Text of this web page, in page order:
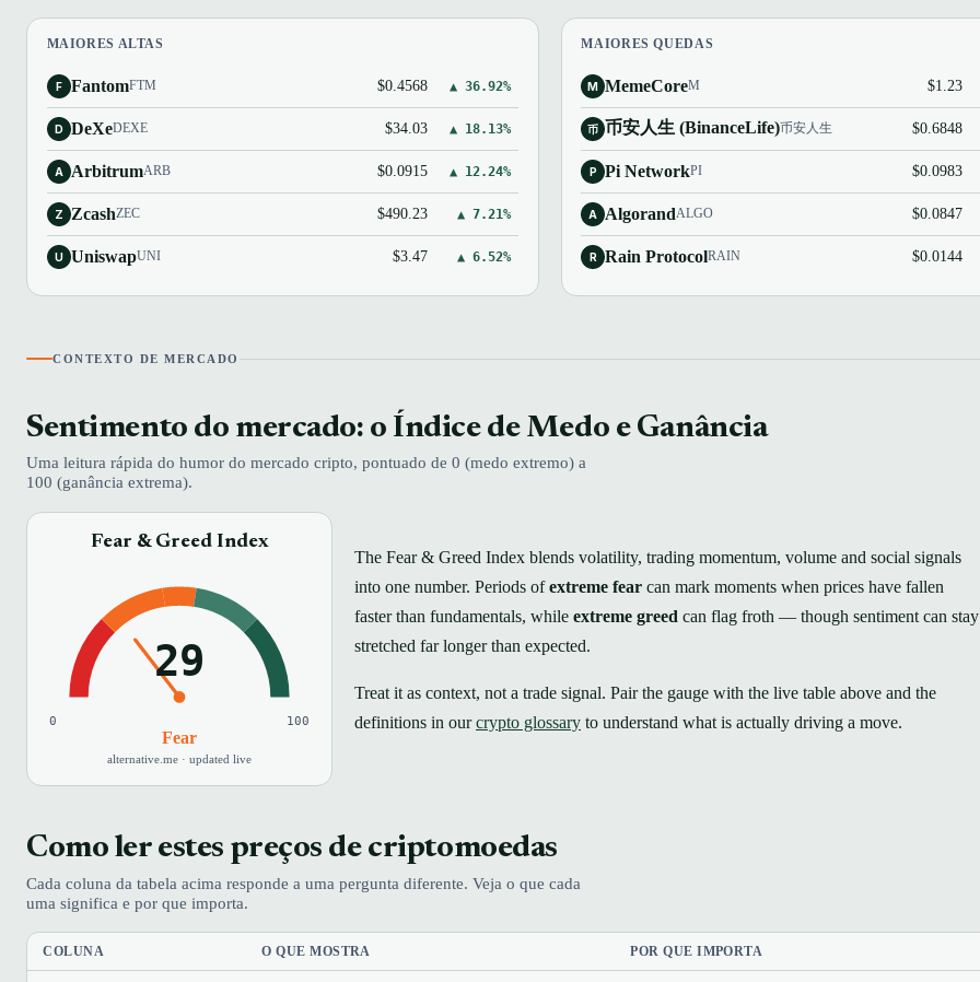
MAIORES ALTAS
F FantomFTM $0.4568 ▲ 36.92%
D DeXeDEXE $34.03 ▲ 18.13%
A ArbitrumARB $0.0915 ▲ 12.24%
Z ZcashZEC $490.23 ▲ 7.21%
U UniswapUNI $3.47 ▲ 6.52%
MAIORES QUEDAS
M MemeCoreM $1.23
币 币安人生 (BinanceLife)币安人生 $0.6848
P Pi NetworkPI $0.0983
A AlgorandALGO $0.0847
R Rain ProtocolRAIN $0.0144
CONTEXTO DE MERCADO
Sentimento do mercado: o Índice de Medo e Ganância
Uma leitura rápida do humor do mercado cripto, pontuado de 0 (medo extremo) a
100 (ganância extrema).
Fear & Greed Index
29
0 100
Fear
alternative.me · updated live
The Fear & Greed Index blends volatility, trading momentum, volume and social signals
into one number. Periods ofextreme fear can mark moments when prices have fallen
faster than fundamentals, while extreme greed can flag froth — though sentiment can stay
stretched far longer than expected.
Treat it as context, not a trade signal. Pair the gauge with the live table above and the
definitions in ourcrypto glossary to understand what is actually driving a move.
Como ler estes preços de criptomoedas
Cada coluna da tabela acima responde a uma pergunta diferente. Veja o que cada
uma significa e por que importa.
COLUNA O QUE MOSTRA POR QUE IMPORTA